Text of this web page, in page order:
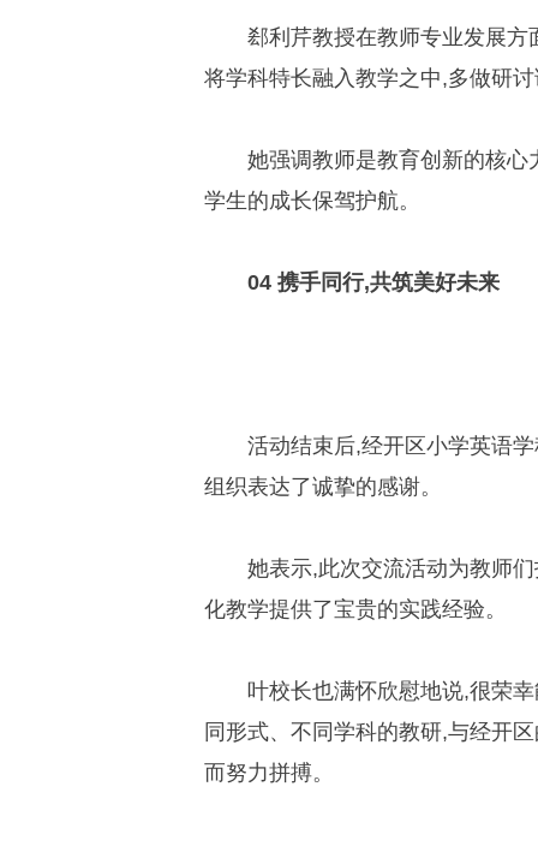
郄利芹教授在教师专业发展
将学科特长融入教学之中,多做研
她强调教师是教育创新的核
学生的成长保驾护航。
04 携手同行,共筑美好未来
活动结束后,经开区小学英语
组织表达了诚挚的感谢。
她表示,此次交流活动为教师
化教学提供了宝贵的实践经验。
叶校长也满怀欣慰地说,很荣
同形式、不同学科的教研,与经开
而努力拼搏。